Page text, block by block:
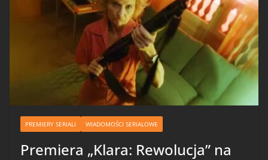
PREMIERY SERIALI WIADOMOŚCI SERIALOWE
Premiera „Klara: Rewolucja” na